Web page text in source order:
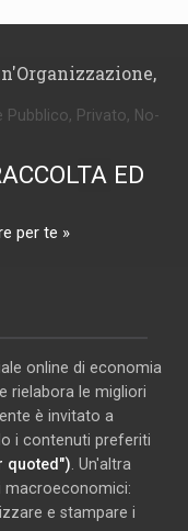
Privato, No-
ED
per te »
online di economia
rielabora le migliori
è invitato a
i contenuti preferiti
quoted") . Un'altra
macroeconomici:
e stampare i